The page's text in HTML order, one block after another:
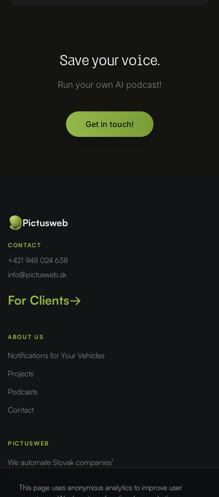
Save your voice.
Run your own AI podcast!
Get in touch!
Pictusweb
CONTACT
+421 948 024 638
info@pictusweb.sk
For Clients→
ABOUT US
Notifications for Your Vehicles
Projects
Podcasts
Contact
PICTUSWEB
We automate Slovak companies'
This page uses anonymous analytics to improve user